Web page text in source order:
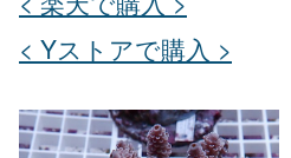
< Yストアで購入 >